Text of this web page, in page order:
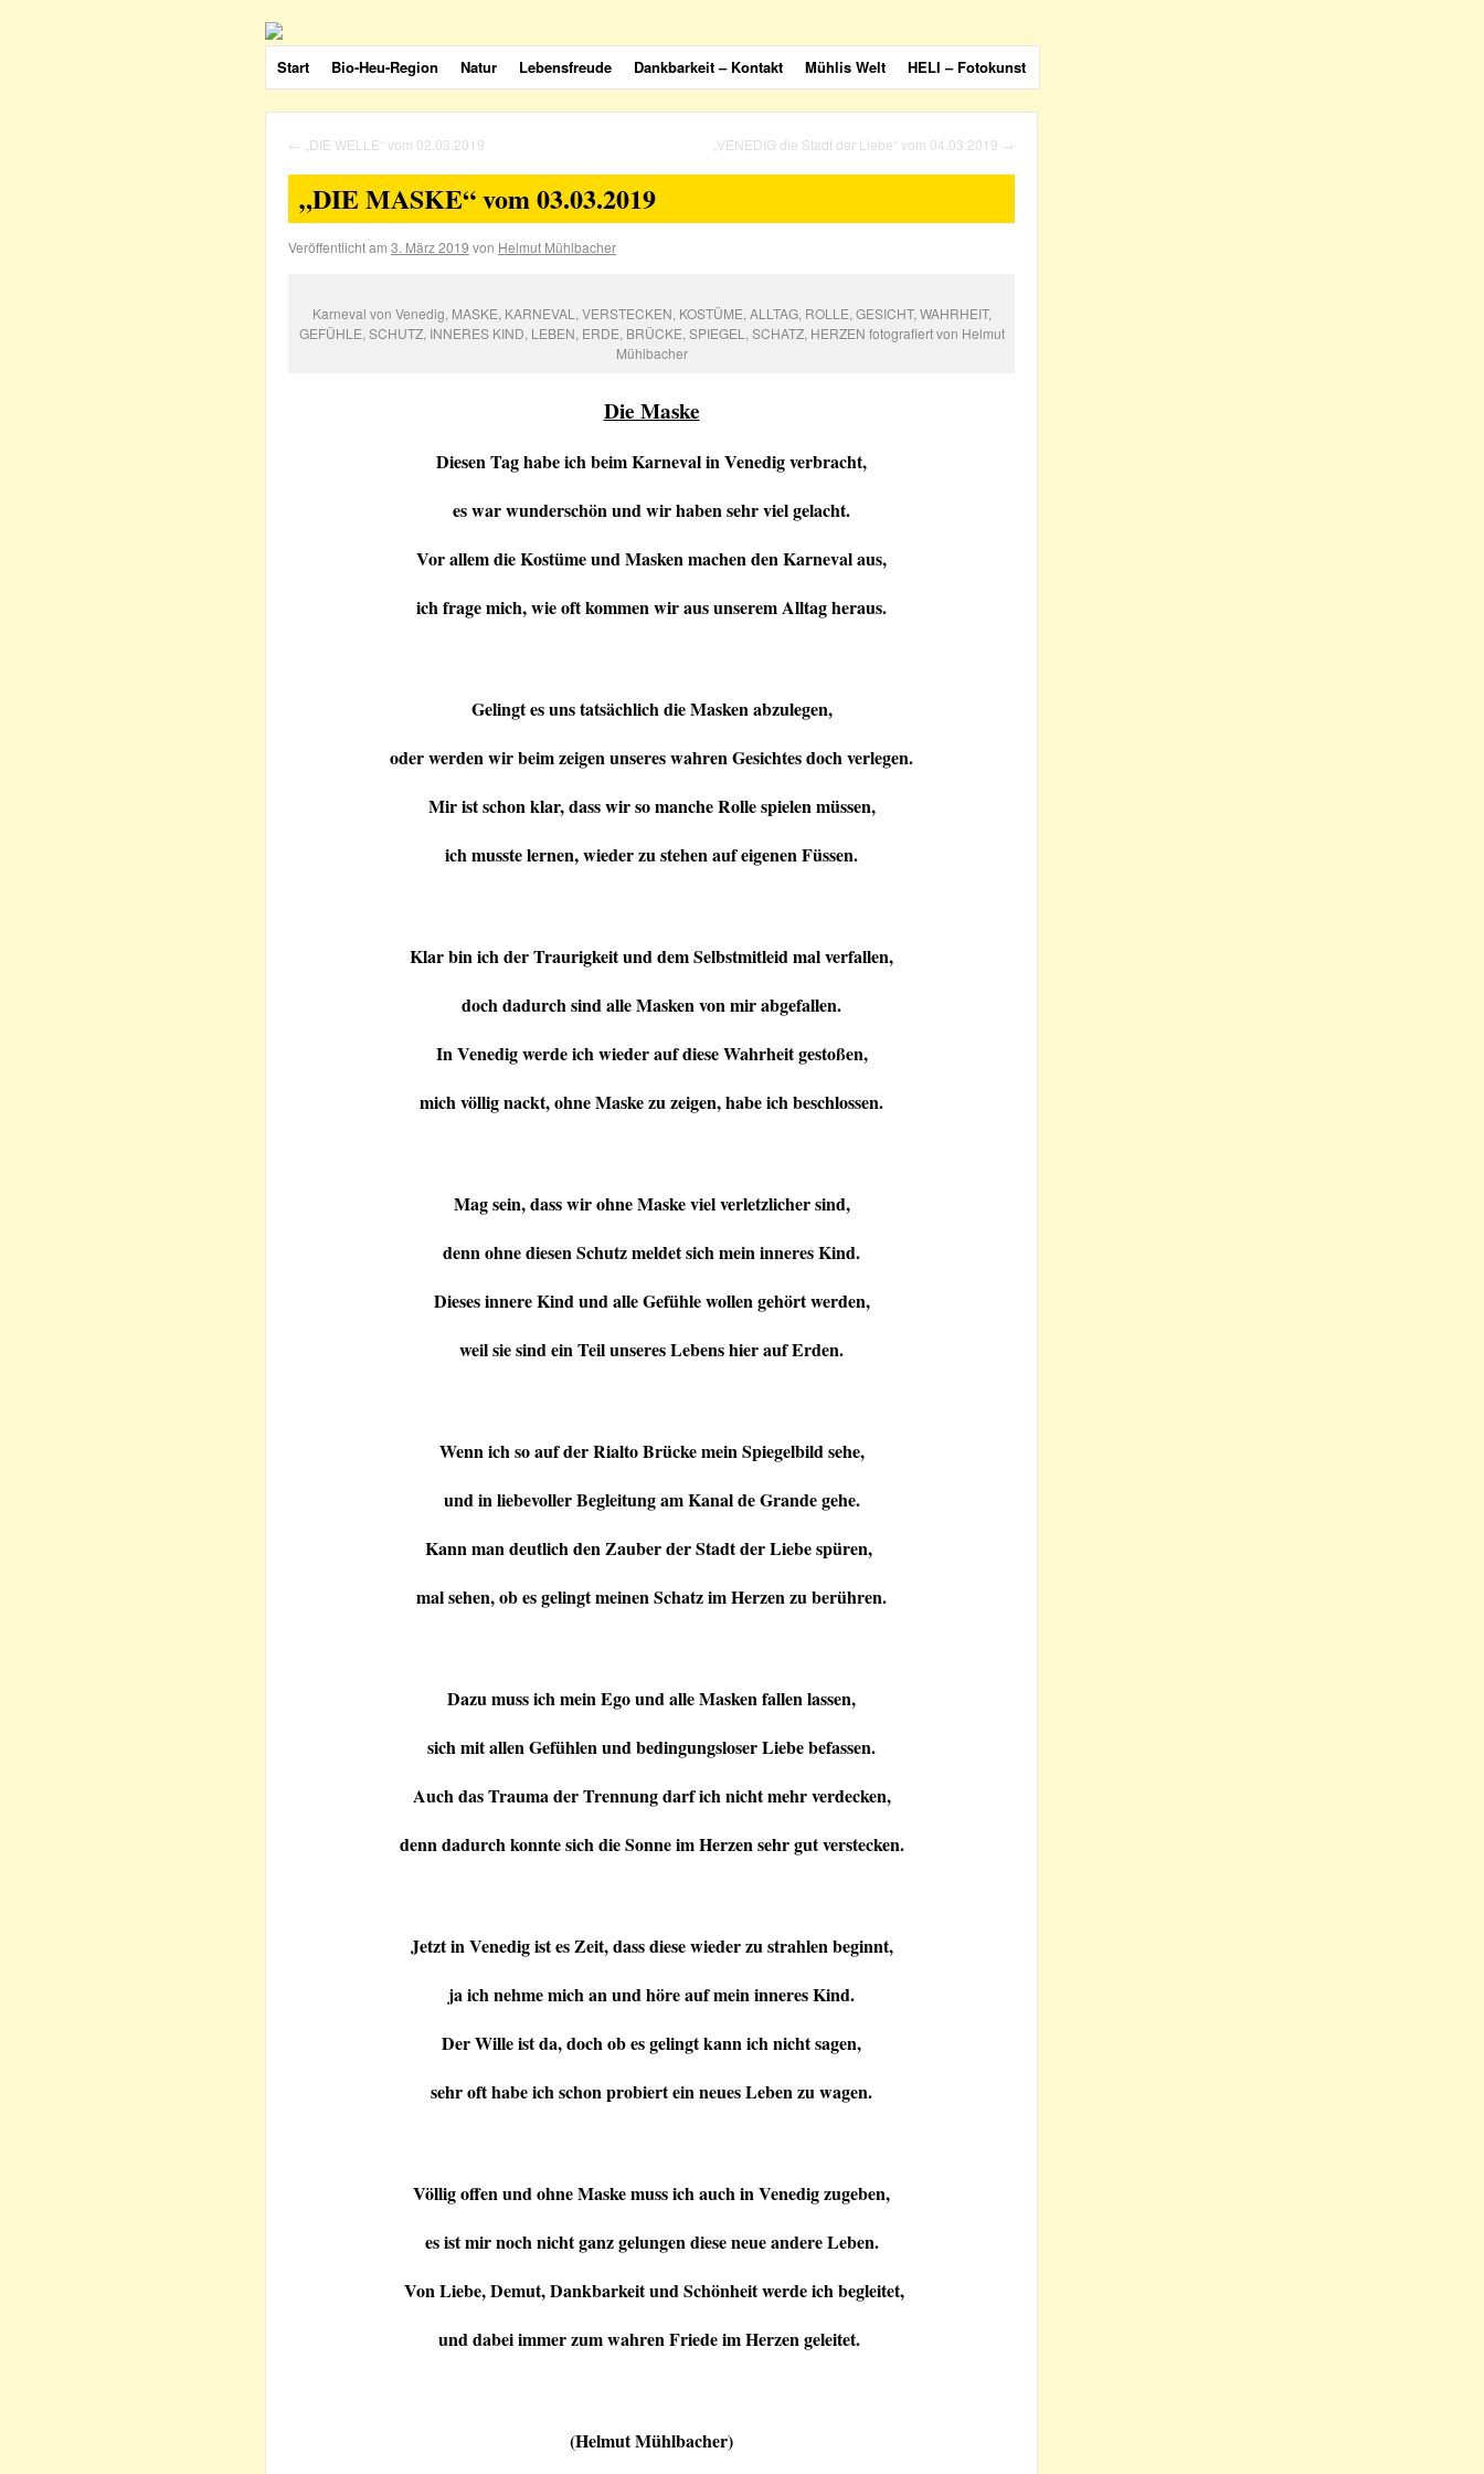
Start Bio-Heu-Region Natur Lebensfreude Dankbarkeit – Kontakt Mühlis Welt HELI – Fotokunst
← „DIE WELLE“ vom 02.03.2019 „VENEDIG die Stadt der Liebe“ vom 04.03.2019 →
„DIE MASKE“ vom 03.03.2019
Veröffentlicht am 3. März 2019 von Helmut Mühlbacher
Karneval von Venedig, MASKE, KARNEVAL, VERSTECKEN, KOSTÜME, ALLTAG, ROLLE, GESICHT, WAHRHEIT,
GEFÜHLE, SCHUTZ, INNERES KIND, LEBEN, ERDE, BRÜCKE, SPIEGEL, SCHATZ, HERZEN fotografiert von Helmut
Mühlbacher
Die Maske
Diesen Tag habe ich beim Karneval in Venedig verbracht,
es war wunderschön und wir haben sehr viel gelacht.
Vor allem die Kostüme und Masken machen den Karneval aus,
ich frage mich, wie oft kommen wir aus unserem Alltag heraus.
Gelingt es uns tatsächlich die Masken abzulegen,
oder werden wir beim zeigen unseres wahren Gesichtes doch verlegen.
Mir ist schon klar, dass wir so manche Rolle spielen müssen,
ich musste lernen, wieder zu stehen auf eigenen Füssen.
Klar bin ich der Traurigkeit und dem Selbstmitleid mal verfallen,
doch dadurch sind alle Masken von mir abgefallen.
In Venedig werde ich wieder auf diese Wahrheit gestoßen,
mich völlig nackt, ohne Maske zu zeigen, habe ich beschlossen.
Mag sein, dass wir ohne Maske viel verletzlicher sind,
denn ohne diesen Schutz meldet sich mein inneres Kind.
Dieses innere Kind und alle Gefühle wollen gehört werden,
weil sie sind ein Teil unseres Lebens hier auf Erden.
Wenn ich so auf der Rialto Brücke mein Spiegelbild sehe,
und in liebevoller Begleitung am Kanal de Grande gehe.
Kann man deutlich den Zauber der Stadt der Liebe spüren,
mal sehen, ob es gelingt meinen Schatz im Herzen zu berühren.
Dazu muss ich mein Ego und alle Masken fallen lassen,
sich mit allen Gefühlen und bedingungsloser Liebe befassen.
Auch das Trauma der Trennung darf ich nicht mehr verdecken,
denn dadurch konnte sich die Sonne im Herzen sehr gut verstecken.
Jetzt in Venedig ist es Zeit, dass diese wieder zu strahlen beginnt,
ja ich nehme mich an und höre auf mein inneres Kind.
Der Wille ist da, doch ob es gelingt kann ich nicht sagen,
sehr oft habe ich schon probiert ein neues Leben zu wagen.
Völlig offen und ohne Maske muss ich auch in Venedig zugeben,
es ist mir noch nicht ganz gelungen diese neue andere Leben.
Von Liebe, Demut, Dankbarkeit und Schönheit werde ich begleitet,
und dabei immer zum wahren Friede im Herzen geleitet.
(Helmut Mühlbacher)